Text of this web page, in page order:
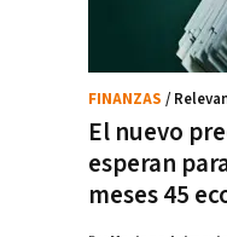
El nuevo
esperan
meses 45
FINANZAS /